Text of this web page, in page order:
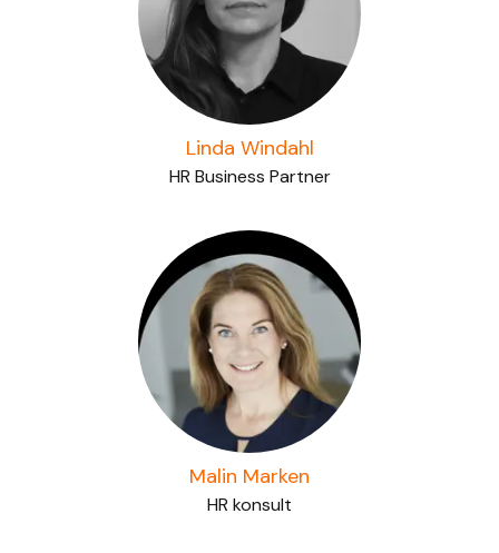
Linda Windahl
HR Business Partner
Malin Marken
HR konsult